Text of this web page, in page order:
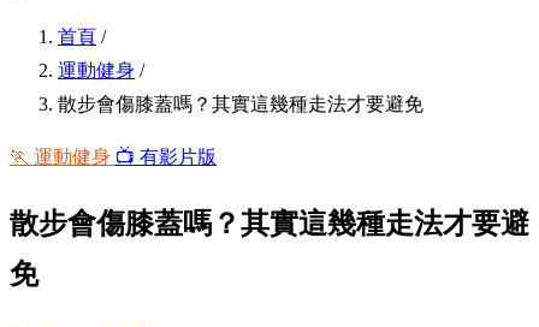
首頁 /
運動健身 /
散步會傷膝蓋嗎？其實這幾種走法才要避免
🏃 運動健身 📺 有影片版
散步會傷膝蓋嗎？其實這幾種走法才要避
免